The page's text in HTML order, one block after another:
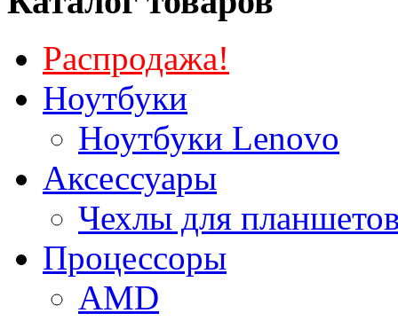
Распродажа!
Ноутбуки
Ноутбуки Lenovo
Аксессуары
Чехлы для
Процессоры
AMD